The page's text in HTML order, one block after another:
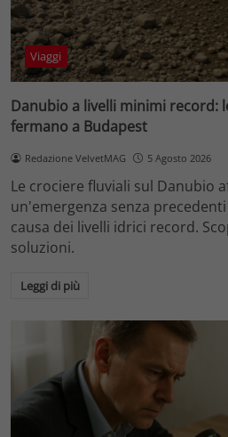
Viaggi
Danubio a livelli minimi record:
fermano a Budapest
Redazione VelvetMAG 5 Agosto 2026
Le crociere fluviali sul Danubio
un'emergenza senza
causa dei livelli idrici record.
soluzioni.
Leggi di più